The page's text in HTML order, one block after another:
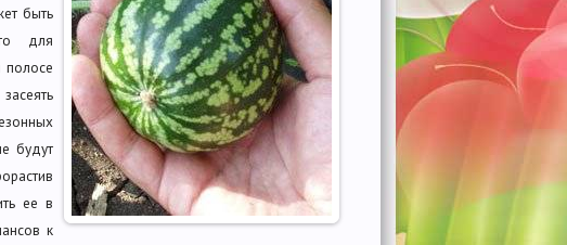
быть
для
полосе
будут
ее в
к